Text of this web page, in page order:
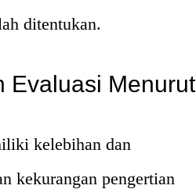
ditentukan.
Evaluasi Menurut
kelebihan dan
kekurangan pengertian